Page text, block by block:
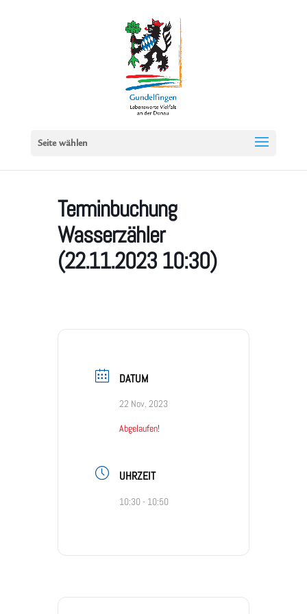
Seite wählen
Terminbuchung
Wasserzähler
(22.11.2023 10:30)
DATUM
22 Nov. 2023
Abgelaufen!
UHRZEIT
10:30 - 10:50